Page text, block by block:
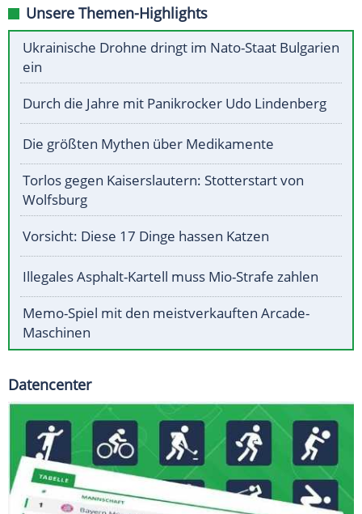
Unsere Themen-Highlights
Ukrainische Drohne dringt im Nato-Staat Bulgarien
ein
Durch die Jahre mit Panikrocker Udo Lindenberg
Die größten Mythen über Medikamente
Torlos gegen Kaiserslautern: Stotterstart von
Wolfsburg
Vorsicht: Diese 17 Dinge hassen Katzen
Illegales Asphalt-Kartell muss Mio-Strafe zahlen
Memo-Spiel mit den meistverkauften Arcade-
Maschinen
Datencenter